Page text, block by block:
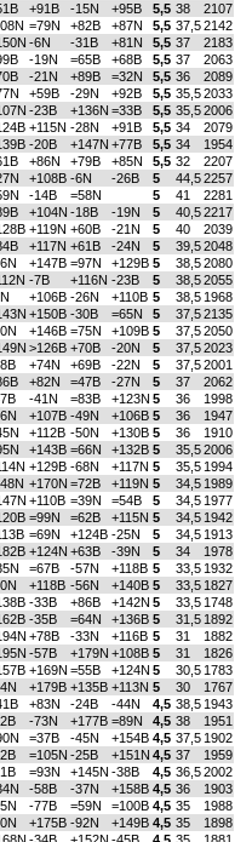
+91B -15N +95B 5,5 38
2107
=79N +82B +87N 5,5 37,52142
-6N -31B +81N 5,5 37
2183
-19N =65B +68B 5,5 37
2063
-21N +89B =32N 5,5 36
2089
+59B -29N +92B 5,5 35,52033
-23B +136N =33B 5,5 35,52006
+115N -28N +91B 5,5 34
2079
-20B +147N +77B 5,5 34
1954
+86N +79B +85N 5,5 32
2207
+108B -6N -26B 5 44,52257
-14B =58N 5 41
2281
+104N -18B -19N 5 40,52217
+119N +60B -21N 5 40
2039
+117N +61B -24N 5 39,52048
+147B =97N +129B 5 38,52080
-7B +116N -23B 5 38,52055
+106B -26N +110B 5 38,5 1968
+150B -30B =65N 5 37,52135
+146B =75N +109B 5 37,52050
>126B +70B -20N 5 37,52023
+74N +69B -22N 5 37,52001
+82N =47B -27N 5 37
2062
-41N =83B +123N 5 36
1998
+107B -49N +106B 5 36
1947
+112B -50N +130B 5 36
1910
+143B =66N +132B 5 35,52006
+129B -68N +117N 5 35,5 1994
+170N =72B +119N 5 34,5 1989
+110B =39N =54B 5 34,5 1977
=99N =62B +115N 5 34,5 1942
=69N +124B -25N 5 34,5 1913
+124N +63B -39N 5 34
1978
=67B -57N +118B 5 33,5 1932
+118B -56N +140B 5 33,5 1827
-33B +86B +142N 5 33,5 1748
-35B =64N +136B 5 31,5 1892
+78B -33N +116B 5 31
1882
-57B +179N +108B 5 31
1826
+169N =55B +124N 5 30,5 1783
+179B +135B +113N 5 30
1767
+83N -24B -44N 4,5 38,5 1943
-73N +177B =89N 4,5 38
1951
=37B -45N +154B 4,5 37,5 1902
=105N -25B +151N 4,5 37
1959
=93N +145N -38B 4,5 36,52002
-58B -37N +158B 4,5 36
1903
-77B =59N =100B 4,5 35
1988
+175B -92N +149B 4,5 35
1898